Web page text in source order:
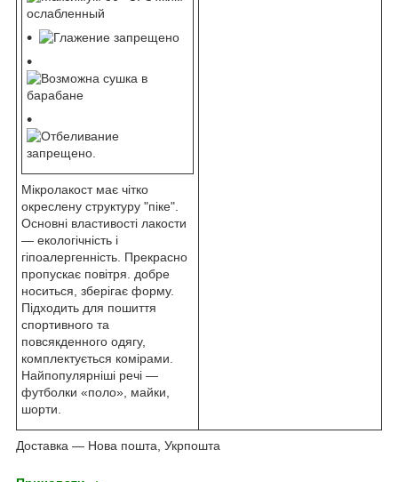
Мікролакост має чітко
окреслену структуру "піке".
Основні властивості лакости
— екологічність і
гіпоалергенність. Прекрасно
пропускає повітря. добре
носиться, зберігає форму.
Підходить для пошиття
спортивного та
повсякденного одягу,
комплектується комірами.
Найпопулярніші речі —
футболки «поло», майки,
шорти.
Доставка — Нова пошта, Укрпошта